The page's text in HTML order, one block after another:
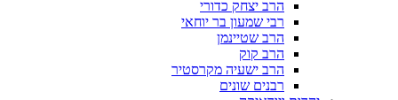
הרב יצחק כדורי
רבי שמעון בר יוחאי
הרב שטיינמן
הרב קוק
הרב ישעיה מקרסטיר
רבנים שונים